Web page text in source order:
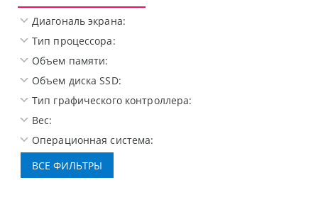
Диагональ экрана:
Тип процессора:
Объем памяти:
Объем диска SSD:
Тип графического контроллера:
Вес:
Операционная система: